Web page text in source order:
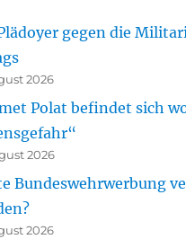
gegen die
2026
Polat befindet sich
2026
Bundeswehrwerbung
2026